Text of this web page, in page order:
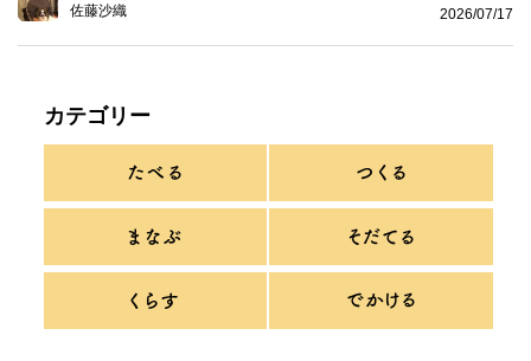
佐藤沙織
2026/07/17
カテゴリー